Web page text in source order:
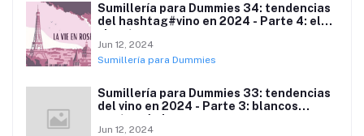
Sumillería para Dummies 34: tendencias
del hashtag#vino en 2024 - Parte 4: el
clarete.
Jun 12, 2024
Sumillería para Dummies
Sumillería para Dummies 33: tendencias
del vino en 2024 - Parte 3: blancos
gastronómicos.
Jun 12, 2024